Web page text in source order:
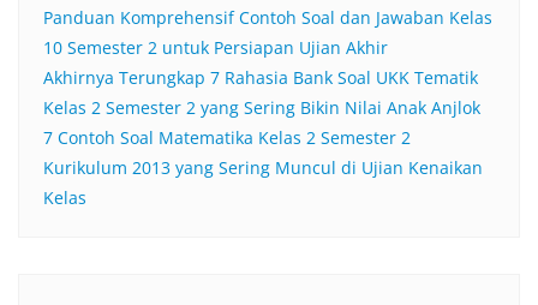
Panduan Komprehensif Contoh Soal dan Jawaban Kelas
10 Semester 2 untuk Persiapan Ujian Akhir
Akhirnya Terungkap 7 Rahasia Bank Soal UKK Tematik
Kelas 2 Semester 2 yang Sering Bikin Nilai Anak Anjlok
7 Contoh Soal Matematika Kelas 2 Semester 2
Kurikulum 2013 yang Sering Muncul di Ujian Kenaikan
Kelas